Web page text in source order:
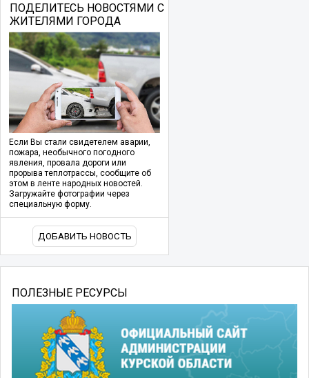
ПОДЕЛИТЕСЬ НОВОСТЯМИ С
ЖИТЕЛЯМИ ГОРОДА
Если Вы стали свидетелем аварии,
пожара, необычного погодного
явления, провала дороги или
прорыва теплотрассы, сообщите об
этом в ленте народных новостей.
Загружайте фотографии через
специальную форму.
ДОБАВИТЬ НОВОСТЬ
ПОЛЕЗНЫЕ РЕСУРСЫ